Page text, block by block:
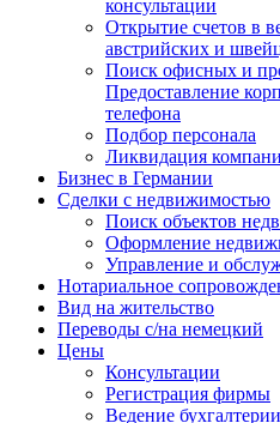
консультации
Открытие счетов в
австрийских и
Поиск офисных и
Предоставление
телефона
Подбор персонала
Ликвидация
Бизнес в Германии
Сделки с недвижимостью
Поиск объектов
Оформление
Управление и
Нотариальное
Вид на жительство
Переводы с/на немецкий
Цены
Консультации
Регистрация фирмы
Ведение бухгалтерии